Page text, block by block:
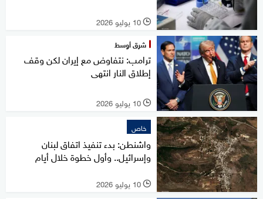
l 10 يوليو 2026
شرق أوسط
ترامب: نتفاوض مع إيران لكن وقف
إطلاق النار انتهى
l 10 يوليو 2026
خاص
واشنطن: بدء تنفيذ اتفاق لبنان
وإسرائيل.. وأول خطوة خلال أيام
l 10 يوليو 2026